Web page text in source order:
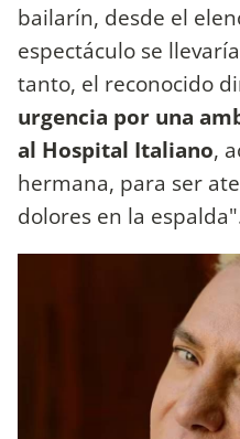
bailarín, desde el
espectáculo se
tanto, el reconocido
urgencia por una
al Hospital Italiano,
hermana, para ser
dolores en la